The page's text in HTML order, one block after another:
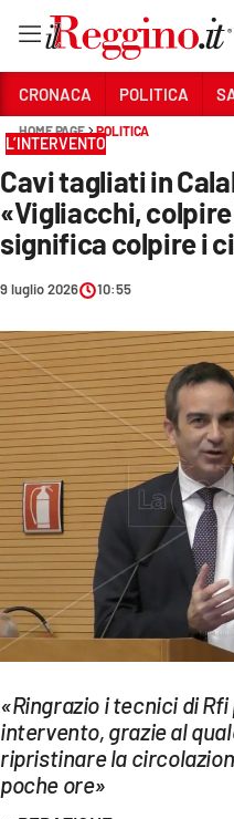
Sezioni
CRONACA
POLITICA
SANITÀ
AMBIENTE
SOCIETÀ
CULTURA
ECONOMIA E LAVORO
EVENTI
SPORT
Streaming
LAC NETWORK
LAC ONAIR
CRONACA POLITICA
HOME PAGE POLITICA
L’INTERVENTO
Cavi tagliati in
«Vigliacchi,
significa colpire i
9 luglio 2026 10:55
«Ringrazio i tecnici di
intervento, grazie al
ripristinare la
poche ore»